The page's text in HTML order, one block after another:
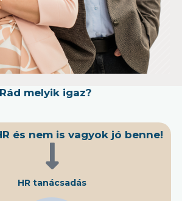
Rád melyik igaz?
és nem is vagyok jó benne!
HR tanácsadás